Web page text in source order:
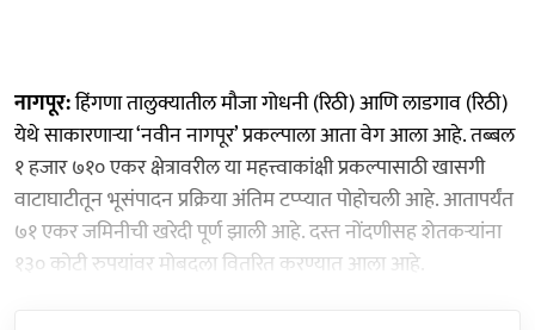
नागपूर:हिंगणा तालुक्यातील मौजा गोधनी (रिठी) आणि लाडगाव (रिठी)
येथे साकारणाऱ्या ‘नवीन नागपूर’ प्रकल्पाला आता वेग आला आहे. तब्बल
१ हजार ७१० एकर क्षेत्रावरील या महत्त्वाकांक्षी प्रकल्पासाठी खासगी
वाटाघाटीतून भूसंपादन प्रक्रिया अंतिम टप्प्यात पोहोचली आहे. आतापर्यंत
७१ एकर जमिनीची खरेदी पूर्ण झाली आहे. दस्त नोंदणीसह शेतकऱ्यांना
१३० कोटी रुपयांवर मोबदला वितरित करण्यात आला आहे.